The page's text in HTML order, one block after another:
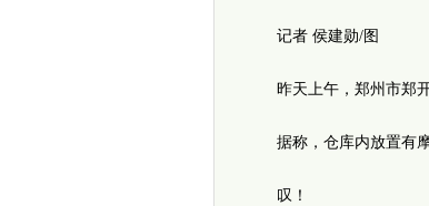
记者 侯建勋/图
昨天上午，郑州市郑开
据称，仓库内放置有摩
叹！